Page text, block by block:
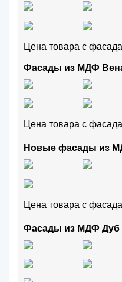
Цена товара с
Фасады из МДФ
Цена товара с
Новые фасады из
Цена товара с
Фасады из МДФ Дуб